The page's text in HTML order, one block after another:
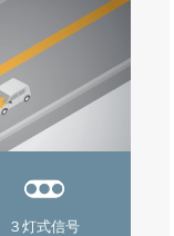
３灯式信号